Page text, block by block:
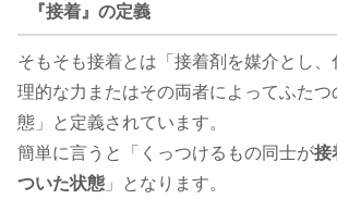
『接着』の定義
そもそも接着とは「接着剤を媒介とし
理的な力またはその両者によってふたつ
態」と定義されています。
簡単に言うと「くっつけるもの同士が接
ついた状態 」となります。